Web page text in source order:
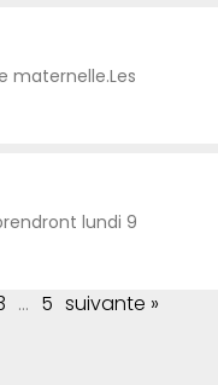
maternelle.Les
lundi 9
… 5 suivante »